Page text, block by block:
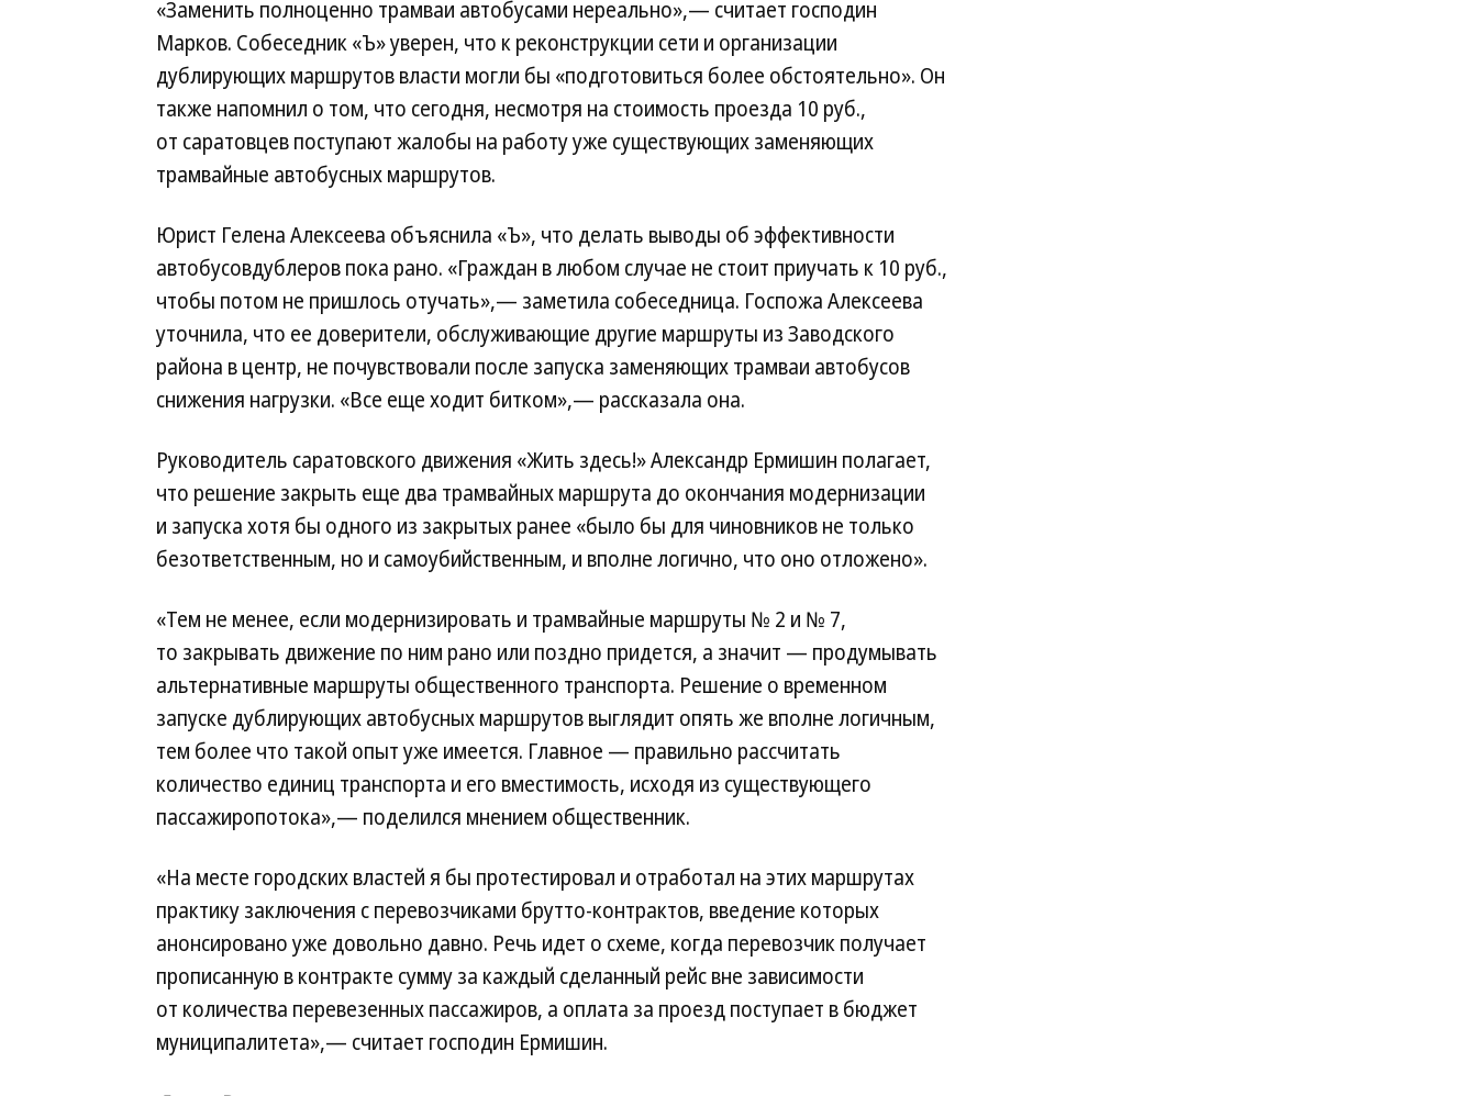
«Заменить полноценно трамваи автобусами нереально»,— считает господин
Марков. Собеседник «Ъ» уверен, что к реконструкции сети и организации
дублирующих маршрутов власти могли бы «подготовиться более обстоятельно». Он
также напомнил о том, что сегодня, несмотря на стоимость проезда 10 руб.,
от саратовцев поступают жалобы на работу уже существующих заменяющих
трамвайные автобусных маршрутов.
Юрист Гелена Алексеева объяснила «Ъ», что делать выводы об эффективности
автобусовдублеров пока рано. «Граждан в любом случае не стоит приучать к 10 руб.,
чтобы потом не пришлось отучать»,— заметила собеседница. Госпожа Алексеева
уточнила, что ее доверители, обслуживающие другие маршруты из Заводского
района в центр, не почувствовали после запуска заменяющих трамваи автобусов
снижения нагрузки. «Все еще ходит битком»,— рассказала она.
Руководитель саратовского движения «Жить здесь!» Александр Ермишин полагает,
что решение закрыть еще два трамвайных маршрута до окончания модернизации
и запуска хотя бы одного из закрытых ранее «было бы для чиновников не только
безответственным, но и самоубийственным, и вполне логично, что оно отложено».
«Тем не менее, если модернизировать и трамвайные маршруты № 2 и № 7,
то закрывать движение по ним рано или поздно придется, а значит — продумывать
альтернативные маршруты общественного транспорта. Решение о временном
запуске дублирующих автобусных маршрутов выглядит опять же вполне логичным,
тем более что такой опыт уже имеется. Главное — правильно рассчитать
количество единиц транспорта и его вместимость, исходя из существующего
пассажиропотока»,— поделился мнением общественник.
«На месте городских властей я бы протестировал и отработал на этих маршрутах
практику заключения с перевозчиками брутто-контрактов, введение которых
анонсировано уже довольно давно. Речь идет о схеме, когда перевозчик получает
прописанную в контракте сумму за каждый сделанный рейс вне зависимости
от количества перевезенных пассажиров, а оплата за проезд поступает в бюджет
муниципалитета»,— считает господин Ермишин.